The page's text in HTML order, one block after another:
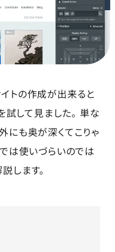
トの作成が出来ると
して見ました。 単な
にも奥が深くてこりゃ
は使いづらいのでは
します。